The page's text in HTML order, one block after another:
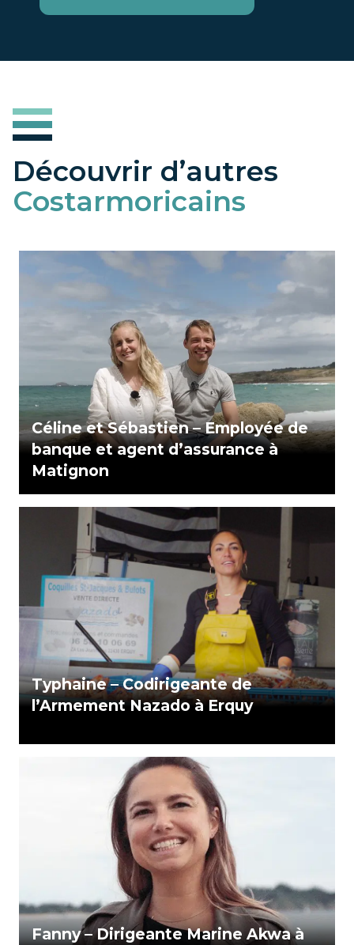
Découvrir d’autres
Costarmoricains
Céline et Sébastien – Employée de
banque et agent d’assurance à
Matignon
Typhaine – Codirigeante de
l’Armement Nazado à Erquy
Fanny – Dirigeante Marine Akwa à